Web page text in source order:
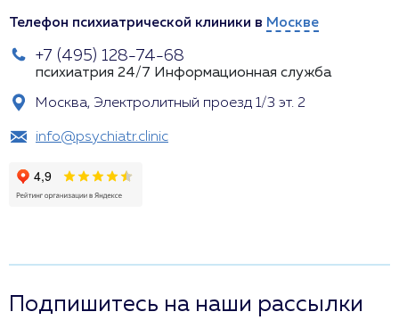
Телефон психиатрической клиники в Москве
+7 (495) 128-74-68
психиатрия 24/7 Информационная служба
Москва, Электролитный проезд 1/3 эт. 2
info@psychiatr.clinic
Подпишитесь на наши рассылки